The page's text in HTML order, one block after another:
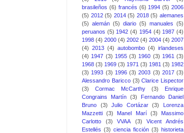
brasileños (6) francés (6) 1994 (5) 2006
(5) 2012 (5) 2014 (5) 2018 (5) alemanes
(5) alemán (5) diario (5) manuales (5)
peruanos (5) 1942 (4) 1954 (4) 1987 (4)
1998 (4) 2000 (4) 2002 (4) 2004 (4) 2007
(4) 2013 (4) autobombo (4) irlandeses
(4) 1947 (3) 1955 (3) 1960 (3) 1961 (3)
1968 (3) 1969 (3) 1971 (3) 1981 (3) 1982
(3) 1993 (3) 1996 (3) 2003 (3) 2017 (3)
Alessandro Baricco (3) Clarice Lispector
(3)
Cormac McCarthy (3)
Enrique
Congrains Martín (3)
Fernando Daniel
Bruno
(3) Julio Cortázar (3)
Lorenza
Mazzetti
(3) Manel Marí (3)
Massimo
Carlotto
(3) VVAA (3)
Vicent Andrés
Estellés (3) ciencia ficción (3) historieta